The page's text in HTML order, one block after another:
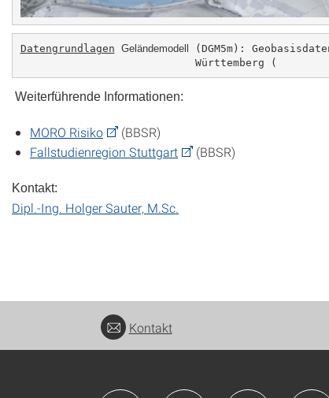
Datengrundlagen Geländemodell (DGM5m):
Württemberg (
Weiterführende Informationen:
MORO Risiko
(BBSR)
Fallstudienregion Stuttgart
(BBSR)
Kontakt:
Dipl.-Ing. Holger Sauter, M.Sc.
Kontakt